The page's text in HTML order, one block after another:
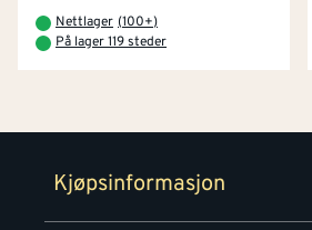
Nettlager (100+)
På lager 119 steder
Kjøpsinformasjon
Retur- og angrerettsskjema
Montér Klubb
Prismatch
Personvern